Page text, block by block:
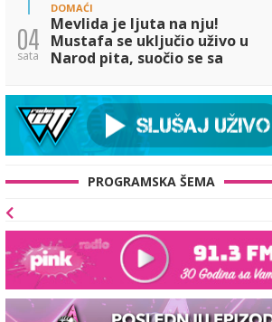
04
sata
DOMAĆI
Mevlida je ljuta na nju!
Mustafa se uključio uživo u
Narod pita, suočio se sa
odnosu sa Majom! (VIDEO)
PROGRAMSKA ŠEMA